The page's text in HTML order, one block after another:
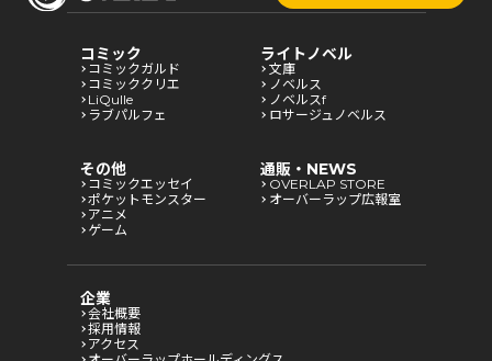
コミック
コミックガルド
コミッククリエ
LiQulle
ラブパルフェ
ライトノベル
文庫
ノベルス
ノベルスf
ロサージュノベルス
その他
コミックエッセイ
ポケットモンスター
アニメ
ゲーム
通販・NEWS
OVERLAP STORE
オーバーラップ広報室
企業
会社概要
採用情報
アクセス